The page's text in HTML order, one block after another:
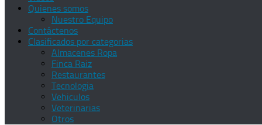
Quienes somos
Nuestro Equipo
Contáctenos
Clasificados por categorias
Almacenes Ropa
Finca Raiz
Restaurantes
Tecnologia
Vehiculos
Veterinarias
Otros